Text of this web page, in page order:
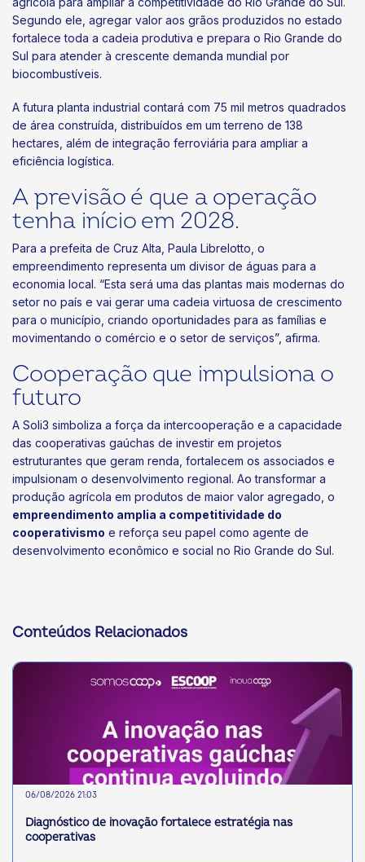
Segundo ele, agregar valor aos grãos produzidos no estado
fortalece toda a cadeia produtiva e prepara o Rio Grande do
Sul para atender à crescente demanda mundial por
biocombustíveis.
A futura planta industrial contará com 75 mil metros quadrados
de área construída, distribuídos em um terreno de 138
hectares, além de integração ferroviária para ampliar a
eficiência logística.
A previsão é que a operação
tenha início em 2028.
Para a prefeita de Cruz Alta, Paula Librelotto, o
empreendimento representa um divisor de águas para a
economia local. “Esta será uma das plantas mais modernas do
setor no país e vai gerar uma cadeia virtuosa de crescimento
para o município, criando oportunidades para as famílias e
movimentando o comércio e o setor de serviços”, afirma.
Cooperação que impulsiona o
futuro
A Soli3 simboliza a força da intercooperação e a capacidade
das cooperativas gaúchas de investir em projetos
estruturantes que geram renda, fortalecem os associados e
impulsionam o desenvolvimento regional. Ao transformar a
produção agrícola em produtos de maior valor agregado, o
empreendimento amplia a competitividade do
cooperativismo e reforça seu papel como agente de
desenvolvimento econômico e social no Rio Grande do Sul.
Conteúdos Relacionados
06/08/2026 21:03
Diagnóstico de inovação fortalece estratégia nas
cooperativas